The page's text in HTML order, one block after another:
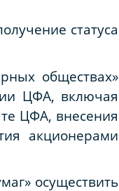
статуса
обществах»
ЦФА, включая
ЦФА, внесения
акционерами
осуществить